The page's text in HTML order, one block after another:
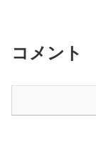
コメント